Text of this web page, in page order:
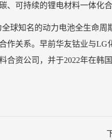
、可持续的锂电材料一体化
球知名的动力电池全生命周
作关系。早前华友钴业与LG
合资公司，并于2022年在韩